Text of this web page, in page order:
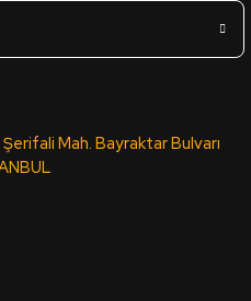
Şerifali Mah. Bayraktar Bulvarı